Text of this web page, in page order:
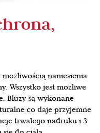
naniesienia
Wszystko jest możliwe
Bluzy są wykonane
co daje przyjemne
trwałego nadruku i 3